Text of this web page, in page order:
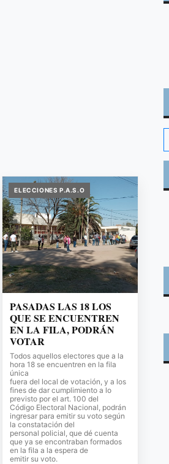
ELECCIONES P.A.S.O
PASADAS LAS 18 LOS
QUE SE ENCUENTREN
EN LA FILA, PODRÁN
VOTAR
Todos aquellos electores que a la
hora 18 se encuentren en la fila
única
fuera del local de votación, y a los
fines de dar cumplimiento a lo
previsto por el art. 100 del
Código Electoral Nacional, podrán
ingresar para emitir su voto según
la constatación del
personal policial, que dé cuenta
que ya se encontraban formados
en la fila a la espera de
emitir su voto.